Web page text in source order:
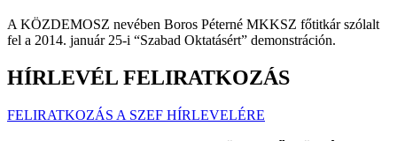
A KÖZDEMOSZ nevében Boros Péterné MKKSZ főtitkár szólalt
fel a 2014. január 25-i “Szabad Oktatásért” demonstráción.
HÍRLEVÉL FELIRATKOZÁS
FELIRATKOZÁS A SZEF HÍRLEVELÉRE